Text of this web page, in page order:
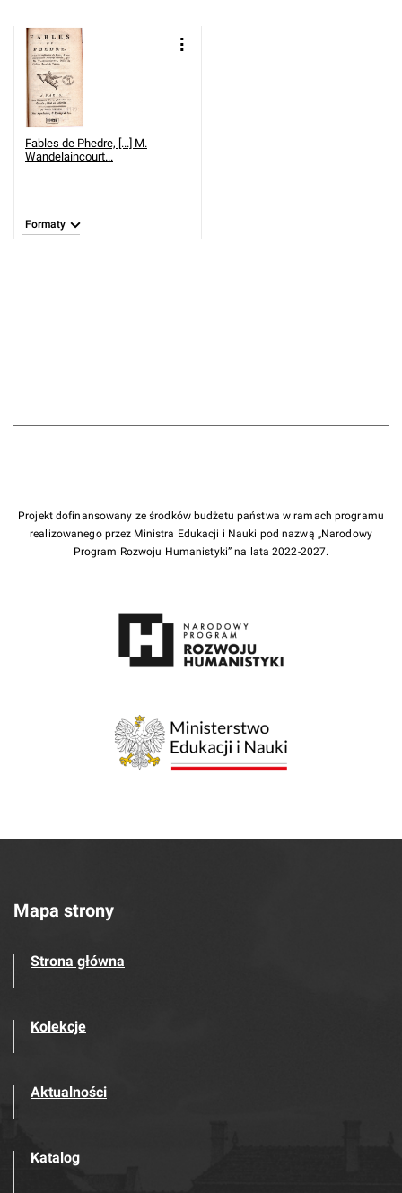
Fables de Phedre, [...] M.
Wandelaincourt...
Formaty
Projekt dofinansowany ze środków budżetu państwa w ramach programu
realizowanego przez Ministra Edukacji i Nauki pod nazwą „Narodowy
Program Rozwoju Humanistyki” na lata 2022-2027.
Mapa strony
Strona główna
Kolekcje
Aktualności
Katalog